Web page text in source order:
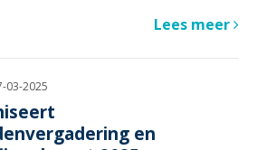
Lees meer
03-2025
en